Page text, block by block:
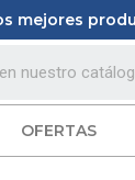
mejores
OFERTAS